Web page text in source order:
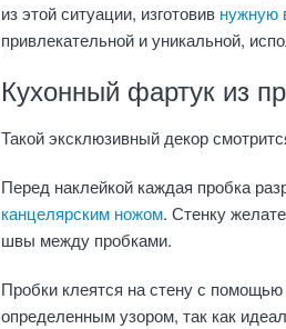
из этой ситуации, изготовив нужную
привлекательной и уникальной,
Кухонный фартук из
Такой эксклюзивный декор
Перед наклейкой каждая пробка
канцелярским ножом. Стенку
швы между пробками.
Пробки клеятся на стену с помощью
определенным узором, так как